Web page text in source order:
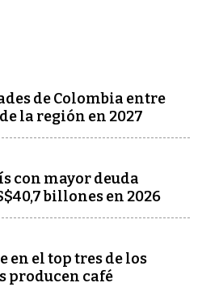
de Colombia entre
la región en 2027
con mayor deuda
billones en 2026
en el top tres de los
producen café